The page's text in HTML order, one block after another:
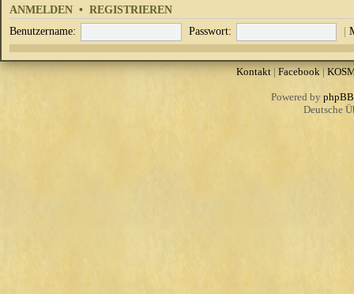
ANMELDEN • REGISTRIEREN
Benutzername: Passwort: |
Kontakt| Facebook|
Powered by phpBB
Deutsche